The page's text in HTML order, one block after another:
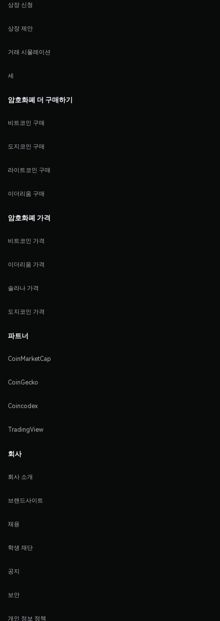
상장 신청
상장 제안
거래 시물레이션
세
암호화폐 더 구매하기
비트코인 구매
도지코인 구매
라이트코인 구매
이더리움 구매
암호화폐 가격
비트코인 가격
이더리움 가격
솔라나 가격
도지코인 가격
파트너
CoinMarketCap
CoinGecko
Coincodex
TradingView
회사
회사 소개
브랜드사이트
채용
학생 재단
공지
보안
개인 정보 정책